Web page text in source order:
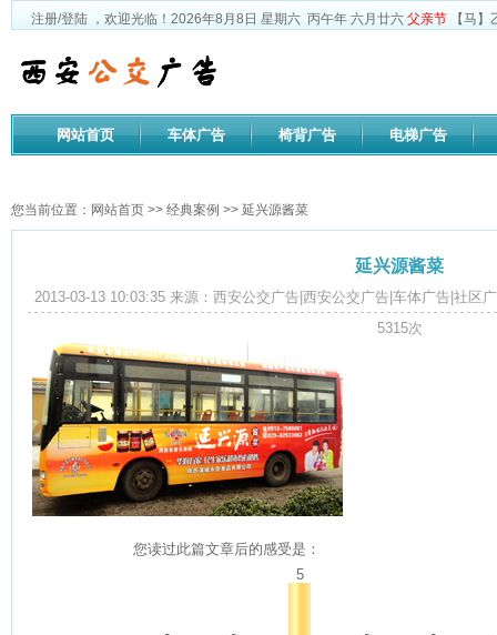
注册/登陆 ，欢迎光临！ 2026年8月8日 星期六 丙午年 六月廿六 父亲节 【马
网站首页 车体广告 椅背广告 电梯广告
您当前位置： 网站首页 >> 经典案例 >> 延兴源酱菜
延兴源酱菜
2013-03-13 10:03:35 来源：西安公交广告|西安公交广告|车体广告|社区
5315次
您读过此篇文章后的感受是：
5